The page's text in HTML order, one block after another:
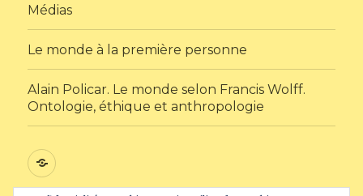
Médias
Le monde à la première personne
Alain Policar. Le monde selon Francis Wolff.
Ontologie, éthique et anthropologie
Médias